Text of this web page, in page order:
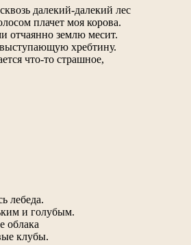
далекий-далекий лес
плачет моя корова.
отчаянно землю месит.
хребтину.
что-то страшное,
лебеда.
и голубым.
облака
клубы.